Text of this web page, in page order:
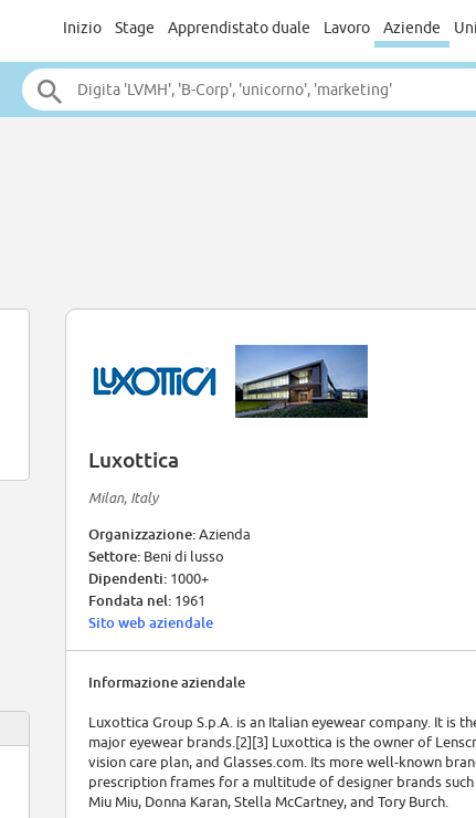
Inizio Stage Apprendistato duale Lavoro Aziende
Luxottica
Milan, Italy
Organizzazione:Azienda
Settore: Beni di lusso
Dipendenti: 1000+
Fondata nel: 1961
Sito web aziendale
Informazione aziendale
Luxottica Group S.p.A. is an Italian eyewear company. It
major eyewear brands.[2][3] Luxottica is the owner of
vision care plan, and Glasses.com. Its more well-known
prescription frames for a multitude of designer brands such
Miu Miu, Donna Karan, Stella McCartney, and Tory Burch.